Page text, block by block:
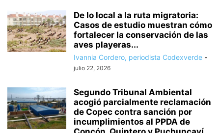
De lo local a la ruta migratoria:
Casos de estudio muestran cómo
fortalecer la conservación de las
aves playeras...
Ivannia Cordero, periodista Codexverde -
julio 22, 2026
Segundo Tribunal Ambiental
acogió parcialmente reclamación
de Copec contra sanción por
incumplimientos al PPDA de